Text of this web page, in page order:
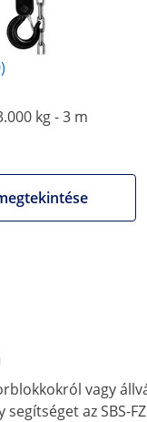
kg - 3 m
vagy
az SBS-